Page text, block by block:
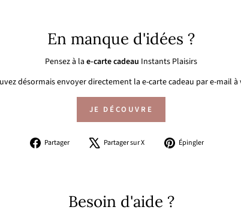
En manque d'idées ?
Pensez à la e-carte cadeau Instants Plaisirs
désormais envoyer directement la e-carte cadeau par e-mail
JE DÉCOUVRE
Partager
PartagerPartager sur X
TweeterÉpingler
Besoin d'aide ?